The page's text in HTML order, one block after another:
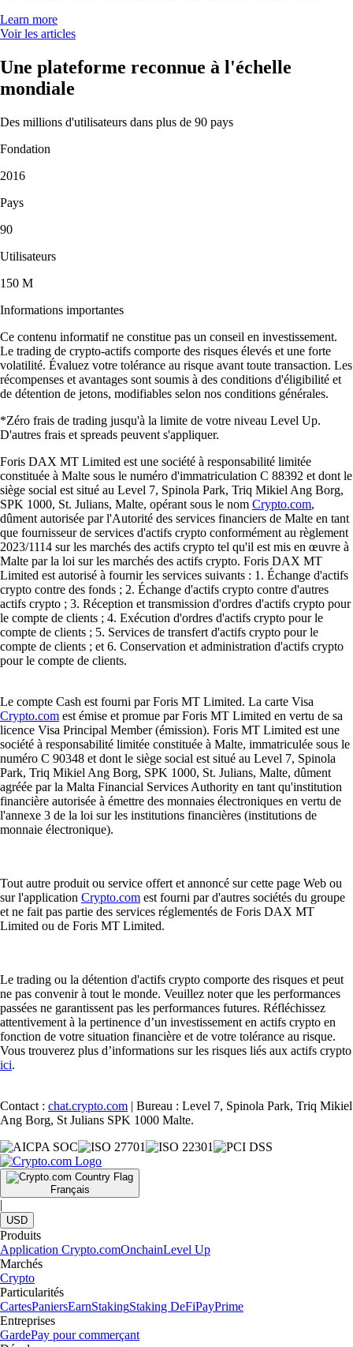
Learn more
Voir les articles
Une plateforme reconnue à l'échelle
mondiale
Des millions d'utilisateurs dans plus de 90 pays
Fondation
2016
Pays
90
Utilisateurs
150 M
Informations importantes
Ce contenu informatif ne constitue pas un conseil en investissement.
Le trading de crypto-actifs comporte des risques élevés et une forte
volatilité. Évaluez votre tolérance au risque avant toute transaction. Les
récompenses et avantages sont soumis à des conditions d'éligibilité et
de détention de jetons, modifiables selon nos conditions générales.
*Zéro frais de trading jusqu'à la limite de votre niveau Level Up.
D'autres frais et spreads peuvent s'appliquer.
Foris DAX MT Limited est une société à responsabilité limitée
constituée à Malte sous le numéro d'immatriculation C 88392 et dont le
siège social est situé au Level 7, Spinola Park, Triq Mikiel Ang Borg,
SPK 1000, St. Julians, Malte, opérant sous le nom Crypto.com,
dûment autorisée par l'Autorité des services financiers de Malte en tant
que fournisseur de services d'actifs crypto conformément au règlement
2023/1114 sur les marchés des actifs crypto tel qu'il est mis en œuvre à
Malte par la loi sur les marchés des actifs crypto. Foris DAX MT
Limited est autorisé à fournir les services suivants : 1. Échange d'actifs
crypto contre des fonds ; 2. Échange d'actifs crypto contre d'autres
actifs crypto ; 3. Réception et transmission d'ordres d'actifs crypto pour
le compte de clients ; 4. Exécution d'ordres d'actifs crypto pour le
compte de clients ; 5. Services de transfert d'actifs crypto pour le
compte de clients ; et 6. Conservation et administration d'actifs crypto
pour le compte de clients.
Le compte Cash est fourni par Foris MT Limited. La carte Visa
Crypto.com est émise et promue par Foris MT Limited en vertu de sa
licence Visa Principal Member (émission). Foris MT Limited est une
société à responsabilité limitée constituée à Malte, immatriculée sous le
numéro C 90348 et dont le siège social est situé au Level 7, Spinola
Park, Triq Mikiel Ang Borg, SPK 1000, St. Julians, Malte, dûment
agréée par la Malta Financial Services Authority en tant qu'institution
financière autorisée à émettre des monnaies électroniques en vertu de
l'annexe 3 de la loi sur les institutions financières (institutions de
monnaie électronique).
Tout autre produit ou service offert et annoncé sur cette page Web ou
sur l'application Crypto.com est fourni par d'autres sociétés du groupe
et ne fait pas partie des services réglementés de Foris DAX MT
Limited ou de Foris MT Limited.
Le trading ou la détention d'actifs crypto comporte des risques et peut
ne pas convenir à tout le monde. Veuillez noter que les performances
passées ne garantissent pas les performances futures. Réfléchissez
attentivement à la pertinence d’un investissement en actifs crypto en
fonction de votre situation financière et de votre tolérance au risque.
Vous trouverez plus d’informations sur les risques liés aux actifs crypto
ici.
Contact : chat.crypto.com | Bureau : Level 7, Spinola Park, Triq Mikiel
Ang Borg, St Julians SPK 1000 Malte.
Français
|
USD
Produits
Application Crypto.comOnchainLevel Up
Marchés
Crypto
Particularités
CartesPaniersEarnStakingStaking DeFiPayPrime
Entreprises
GardePay pour commerçant